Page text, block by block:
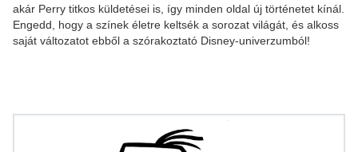
akár Perry titkos küldetései is, így minden oldal új történetet kínál.
Engedd, hogy a színek életre keltsék a sorozat világát, és alkoss
saját változatot ebből a szórakoztató Disney-univerzumból!